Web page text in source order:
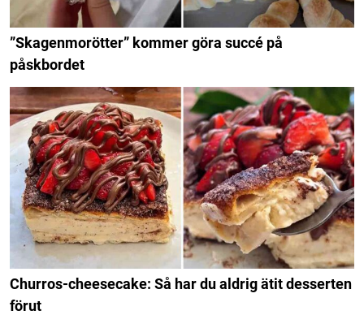
”Skagenmorötter” kommer göra succé på
påskbordet
Churros-cheesecake: Så har du aldrig ätit desserten
förut